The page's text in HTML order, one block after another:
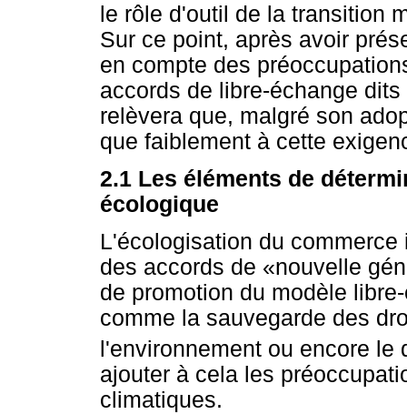
le rôle d'outil de la transition
Sur ce point, après avoir
en compte des
accords de libre-échange
relèvera que, malgré son
que faiblement à cette
2.1 Les éléments de
écologique
L'écologisation du
des accords de «nouvelle
de promotion du modèle
comme la sauvegarde des
l'environnement ou encore
ajouter à cela les
climatiques.